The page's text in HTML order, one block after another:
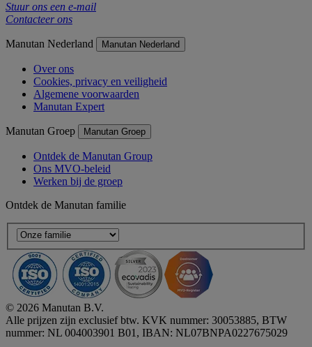
Stuur ons een e-mail
Contacteer ons
Manutan Nederland Manutan Nederland
Over ons
Cookies, privacy en veiligheid
Algemene voorwaarden
Manutan Expert
Manutan Groep Manutan Groep
Ontdek de Manutan Group
Ons MVO-beleid
Werken bij de groep
Ontdek de Manutan familie
© 2026 Manutan B.V.
Alle prijzen zijn exclusief btw. KVK nummer: 30053885, BTW
nummer: NL 004003901 B01, IBAN: NL07BNPA0227675029